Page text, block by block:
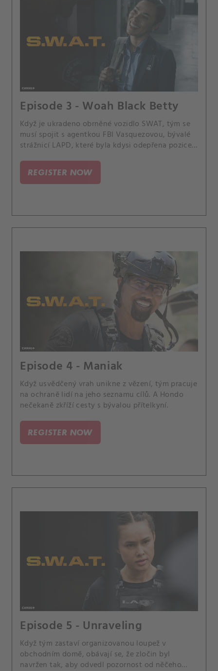
Episode 3 - Woah Black Betty
Když je ukradeno obrněné vozidlo SWAT, tým se
musí spojit s agentkou FBI Vasquezovou, bývalé
strážnicí LAPD, které byla kdysi odepřena pozice v
vozidla při potenciálním teroristickém útoku. A
Hondo a Nichelle se připravují na oslavu k
odhalení pohlaví jejich dítěte.
REGISTER NOW
Episode 4 - Maniak
Když usvědčený vrah unikne z vězení, tým pracuje
na ochraně lidí na jeho seznamu cílů. A Hondo
nečekaně zkříží cesty s bývalou přítelkyní.
REGISTER NOW
Episode 5 - Unraveling
Když tým zastaví organizovanou loupež v
obchodním domě, obávají se, že zločin byl
navržen tak, aby odvedl pozornost od něčeho